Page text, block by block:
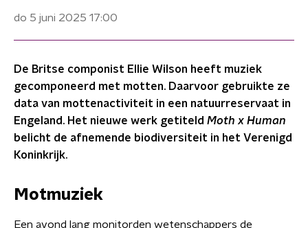
do 5 juni 2025 17:00
De Britse componist Ellie Wilson heeft muziek
gecomponeerd met motten. Daarvoor gebruikte ze
data van mottenactiviteit in een natuurreservaat in
Engeland. Het nieuwe werk getiteld Moth x Human
belicht de afnemende biodiversiteit in het Verenigd
Koninkrijk.
Motmuziek
Een avond lang monitorden wetenschappers de